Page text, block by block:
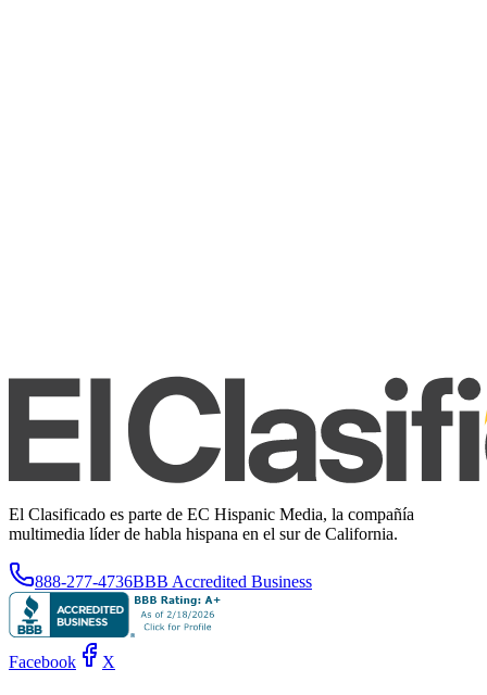
El Clasificado es parte de EC Hispanic Media, la compañía
multimedia líder de habla hispana en el sur de California.
888-277-4736BBB Accredited Business
Facebook X